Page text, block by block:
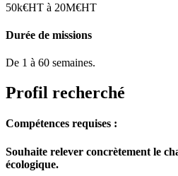
50k€HT à 20M€HT
Durée de missions
De 1 à 60 semaines.
Profil recherché
Compétences requises :
Souhaite relever concrètement le
écologique.